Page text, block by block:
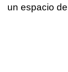
un espacio